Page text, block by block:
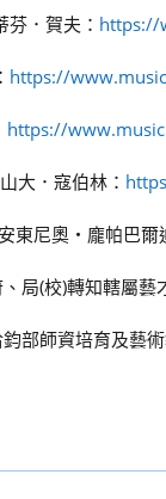
．賀夫： https://
https://
https://
大．寇伯林：
東尼奧・龐帕巴爾
局(校)轉知轄屬藝
部師資培育及藝